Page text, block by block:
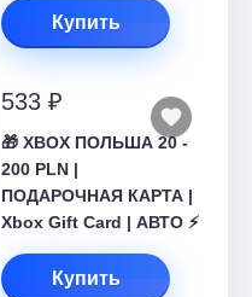
Купить
533 ₽
🎁 XBOX ПОЛЬША 20 -
200 PLN |
ПОДАРОЧНАЯ КАРТА |
Xbox Gift Card | АВТО ⚡
Купить